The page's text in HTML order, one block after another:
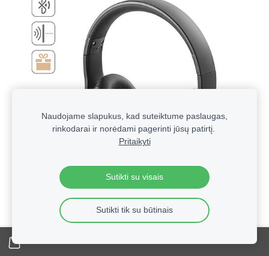
Technologinės verslo dovanos su logotipu | Reklaminė
Naudojame slapukus, kad suteiktume paslaugas,
rinkodarai ir norėdami pagerinti jūsų patirtį.
Pritaikyti
Sutikti su visais
Sutikti tik su būtinais